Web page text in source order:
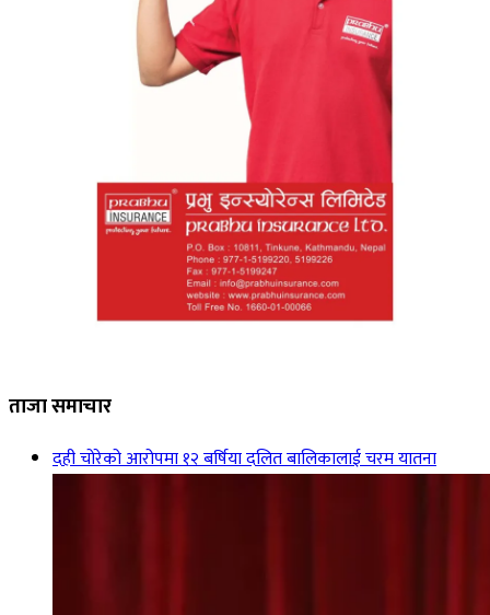
ताजा समाचार
दही चोरेको आरोपमा १२ बर्षिया दलित बालिकालाई चरम यातना